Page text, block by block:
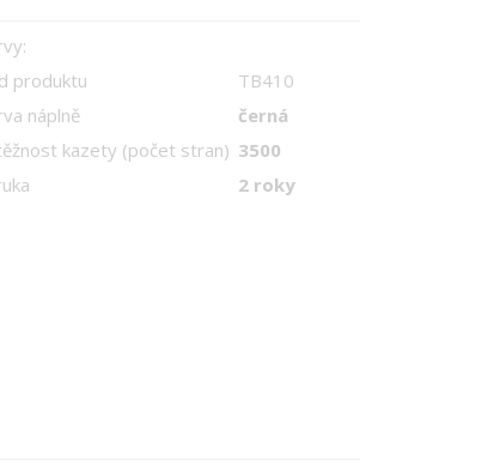
produktu
TB410
náplně
černá
kazety (počet stran) 3500
2 roky